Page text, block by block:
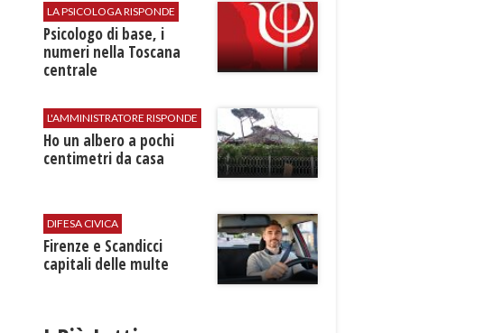
LA PSICOLOGA RISPONDE
Psicologo di base, i
numeri nella Toscana
centrale
L'AMMINISTRATORE RISPONDE
Ho un albero a pochi
centimetri da casa
DIFESA CIVICA
Firenze e Scandicci
capitali delle multe